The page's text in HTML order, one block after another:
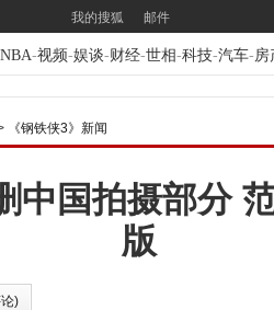
我的搜狐 邮件
NBA-视频-娱谈-财经-世相-科技-汽车-房
《钢铁侠3》新闻
中国拍摄部分
版
)